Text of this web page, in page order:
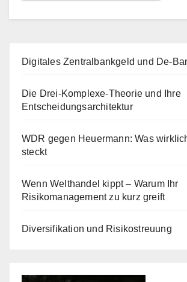
Digitales Zentralbankgeld und De-
Die Drei-Komplexe-Theorie und Ihre
Entscheidungsarchitektur
WDR gegen Heuermann: Was
steckt
Wenn Welthandel kippt – Warum Ihr
Risikomanagement zu kurz greift
Diversifikation und Risikostreuung